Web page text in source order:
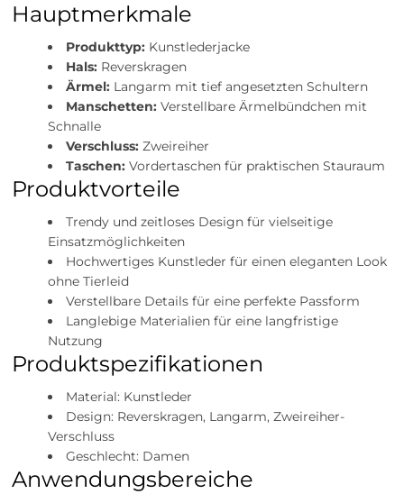
Hauptmerkmale
Produkttyp: Kunstlederjacke
Hals: Reverskragen
Ärmel: Langarm mit tief angesetzten Schultern
Manschetten: Verstellbare Ärmelbündchen mit
Schnalle
Verschluss: Zweireiher
Taschen: Vordertaschen für praktischen Stauraum
Produktvorteile
Trendy und zeitloses Design für vielseitige
Einsatzmöglichkeiten
Hochwertiges Kunstleder für einen eleganten Look
ohne Tierleid
Verstellbare Details für eine perfekte Passform
Langlebige Materialien für eine langfristige
Nutzung
Produktspezifikationen
Material: Kunstleder
Design: Reverskragen, Langarm, Zweireiher-
Verschluss
Geschlecht: Damen
Anwendungsbereiche